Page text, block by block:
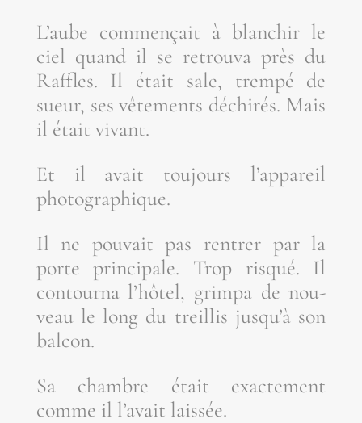
L’aube com­men­çait à blan­chir le
ciel quand il se retrou­va près du
Raffles. Il était sale, trem­pé de
sueur, ses vête­ments déchi­rés. Mais
il était vivant.
Et il avait tou­jours l’ap­pa­reil
photographique.
Il ne pou­vait pas ren­trer par la
porte prin­ci­pale. Trop ris­qué. Il
contour­na l’hô­tel, grim­pa de nou­
veau le long du treillis jus­qu’à son
balcon.
Sa chambre était exac­te­ment
comme il l’a­vait laissée.